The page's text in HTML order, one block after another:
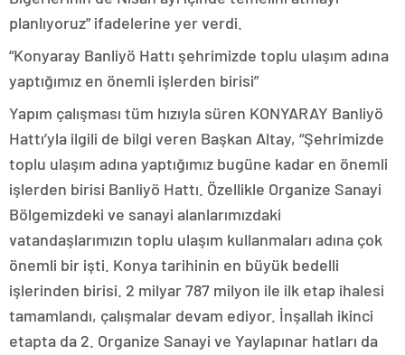
planlıyoruz” ifadelerine yer verdi.
“Konyaray Banliyö Hattı şehrimizde toplu ulaşım adına
yaptığımız en önemli işlerden birisi”
Yapım çalışması tüm hızıyla süren KONYARAY Banliyö
Hattı’yla ilgili de bilgi veren Başkan Altay, “Şehrimizde
toplu ulaşım adına yaptığımız bugüne kadar en önemli
işlerden birisi Banliyö Hattı. Özellikle Organize Sanayi
Bölgemizdeki ve sanayi alanlarımızdaki
vatandaşlarımızın toplu ulaşım kullanmaları adına çok
önemli bir işti. Konya tarihinin en büyük bedelli
işlerinden birisi. 2 milyar 787 milyon ile ilk etap ihalesi
tamamlandı, çalışmalar devam ediyor. İnşallah ikinci
etapta da 2. Organize Sanayi ve Yaylapınar hatları da